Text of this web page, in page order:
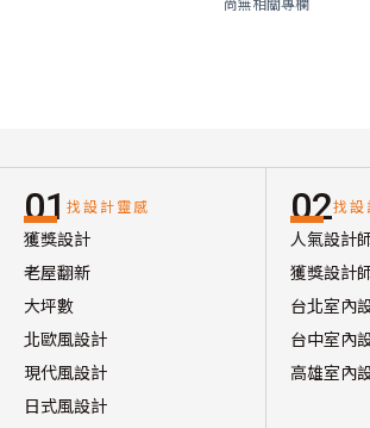
01 找設計靈感
獲獎設計
老屋翻新
大坪數
北歐風設計
現代風設計
日式風設計
02找設
人氣設計
獲獎設計
台北室內
台中室內
高雄室內